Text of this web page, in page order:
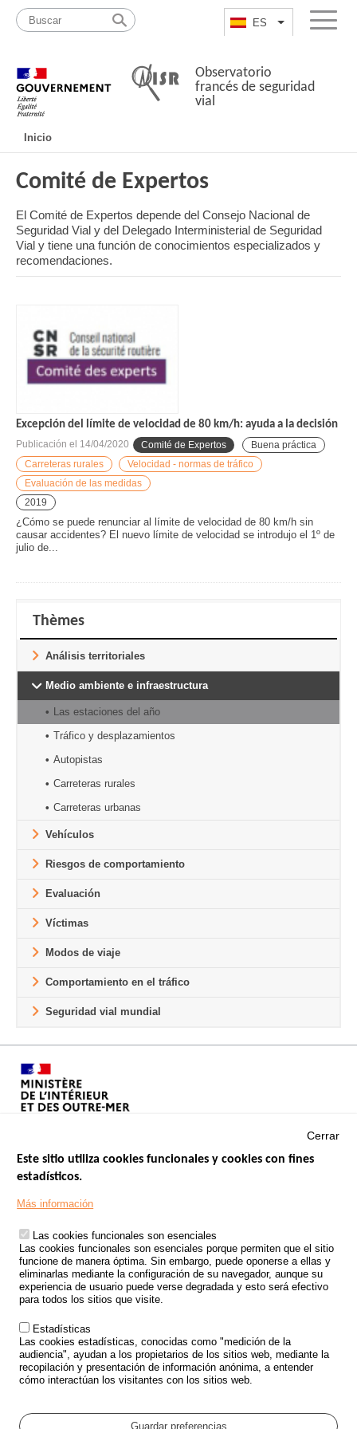
Pasar
contenido
Mapa
web
ES List additional
Menu
Observatorio
francés de seguridad
vial
principale
Inicio
Comité de Expertos
El Comité de Expertos depende del Consejo Nacional de
Seguridad Vial y del Delegado Interministerial de Seguridad
Vial y tiene una función de conocimientos especializados y
recomendaciones.
Excepción del límite de velocidad de 80 km/h: ayuda a la decisión
Publicación el 14/04/2020 Comité de Expertos
Buena práctica
Carreteras rurales
Velocidad - normas de tráfico
Evaluación de las medidas
2019
¿Cómo se puede renunciar al límite de velocidad de 80 km/h sin
causar accidentes? El nuevo límite de velocidad se introdujo el 1º de
julio de...
Thèmes
Análisis territoriales
Medio ambiente e infraestructura
Las estaciones del año
Tráfico y desplazamientos
Autopistas
Carreteras rurales
Carreteras urbanas
Vehículos
Riesgos de comportamiento
Evaluación
Víctimas
Modos de viaje
Comportamiento en el tráfico
Seguridad vial mundial
Footer
TRATAMIENTO DE DATOS PERSONALES PROCEDENTES DE
ACCIDENTES DE TRÁFICO
ESTUDIOS
CONVOCATORIA DE PROYECTOS DE ESTUDIOS
POLÍTICA DE SEGURIDAD VIAL
Outils
EVENTOS
GLOSARIO
Cerrar
Este sitio utiliza cookies funcionales y cookies con fines
estadísticos.
Más información
Las cookies funcionales son esenciales
Las cookies funcionales son esenciales porque permiten que el sitio
funcione de manera óptima. Sin embargo, puede oponerse a ellas y
eliminarlas mediante la configuración de su navegador, aunque su
experiencia de usuario puede verse degradada y esto será efectivo
para todos los sitios que visite.
Estadísticas
Las cookies estadísticas, conocidas como "medición de la
audiencia", ayudan a los propietarios de los sitios web, mediante la
recopilación y presentación de información anónima, a entender
cómo interactúan los visitantes con los sitios web.
Guardar preferencias